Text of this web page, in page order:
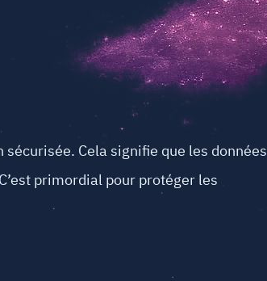
Cela signifie que les données
primordial pour protéger les